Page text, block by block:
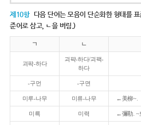
제10항 다음 단어는 모음이 단순화한 형태를
준어로 삼고, ㄴ을 버림.)
ㄱ ㄴ
괴팍-하다
괴퍅-하다/괴팩-
하다
-구먼 -구면
미루-나무 미류-나무 ←美柳~.
미륵 미력 ←彌勒. ~